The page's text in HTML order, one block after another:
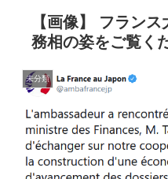
【画像】 フラン
務相の姿をご覧く
未分類